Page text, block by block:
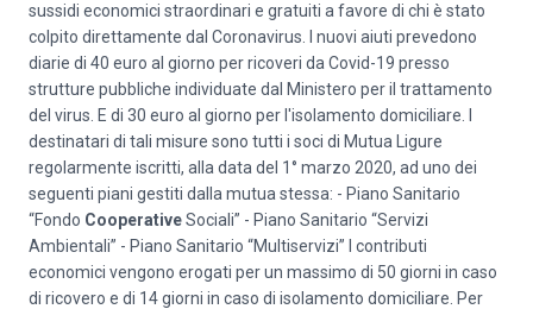
sussidi economici straordinari e gratuiti a favore di chi è stato
colpito direttamente dal Coronavirus. I nuovi aiuti prevedono
diarie di 40 euro al giorno per ricoveri da Covid-19 presso
strutture pubbliche individuate dal Ministero per il trattamento
del virus. E di 30 euro al giorno per l'isolamento domiciliare. I
destinatari di tali misure sono tutti i soci di Mutua Ligure
regolarmente iscritti, alla data del 1° marzo 2020, ad uno dei
seguenti piani gestiti dalla mutua stessa: - Piano Sanitario
“Fondo CooperativeSociali” - Piano Sanitario “Servizi
Ambientali” - Piano Sanitario “Multiservizi” I contributi
economici vengono erogati per un massimo di 50 giorni in caso
di ricovero e di 14 giorni in caso di isolamento domiciliare. Per